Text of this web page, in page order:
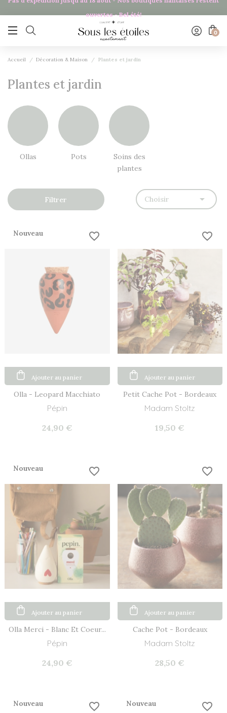
Panneau de gestion des cookies
ouvertes - Bel été!
 0
Accueil Décoration & Maison Plantes et jardin
Plantes et jardin
Ollas Pots
Soins des
plantes
Choisir 
Filtrer
Olla - Leopard Macchiato
Pépin
24,90 €
Ajouter au panier
Nouveau favorite_border
Petit Cache Pot - Bordeaux
Madam Stoltz
19,50 €
Ajouter au panier
favorite_border
Olla Merci - Blanc Et Coeur...
Pépin
24,90 €
Ajouter au panier
Nouveau favorite_border
Cache Pot - Bordeaux
Madam Stoltz
28,50 €
Ajouter au panier
favorite_border
Nouveau favorite_border Nouveau favorite_border